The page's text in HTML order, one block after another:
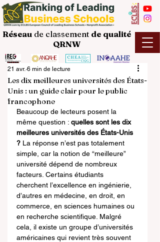
Réseau de classement de qualité
QRNW
Les dix meilleures universités des États-
Unis : un guide clair pour le public
francophone
21 avr. 6 min de lecture
Beaucoup de lecteurs posent la
même question : quelles sont les dix
meilleures universités des États-Unis
? La réponse n’est pas totalement
simple, car la notion de “meilleure”
université dépend de nombreux
facteurs. Certains étudiants
cherchent l’excellence en ingénierie,
d’autres en médecine, en droit, en
commerce, en sciences humaines ou
en recherche scientifique. Malgré
cela, il existe un groupe d’universités
américaines qui revient très souvent